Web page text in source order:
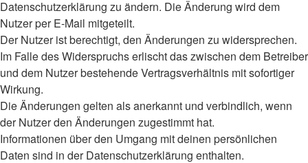
Datenschutzerklärung zu ändern. Die Änderung wird dem
Nutzer per E-Mail mitgeteilt.
Der Nutzer ist berechtigt, den Änderungen zu widersprechen.
Im Falle des Widerspruchs erlischt das zwischen dem Betreiber
und dem Nutzer bestehende Vertragsverhältnis mit sofortiger
Wirkung.
Die Änderungen gelten als anerkannt und verbindlich, wenn
der Nutzer den Änderungen zugestimmt hat.
Informationen über den Umgang mit deinen persönlichen
Daten sind in der Datenschutzerklärung enthalten.